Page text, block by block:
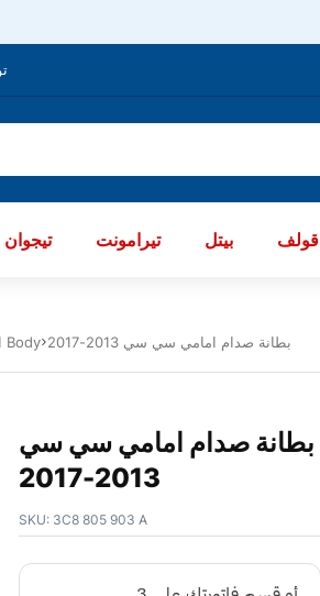
تيجوان تيرامونت بيتل قولف
الجسم الخارجى سي سي 2013 - 2017 Body بطانة صدام امامي سي سي 2013-2017
بطانة صدام امامي سي سي
2013-2017
SKU: 3C8 805 903 A